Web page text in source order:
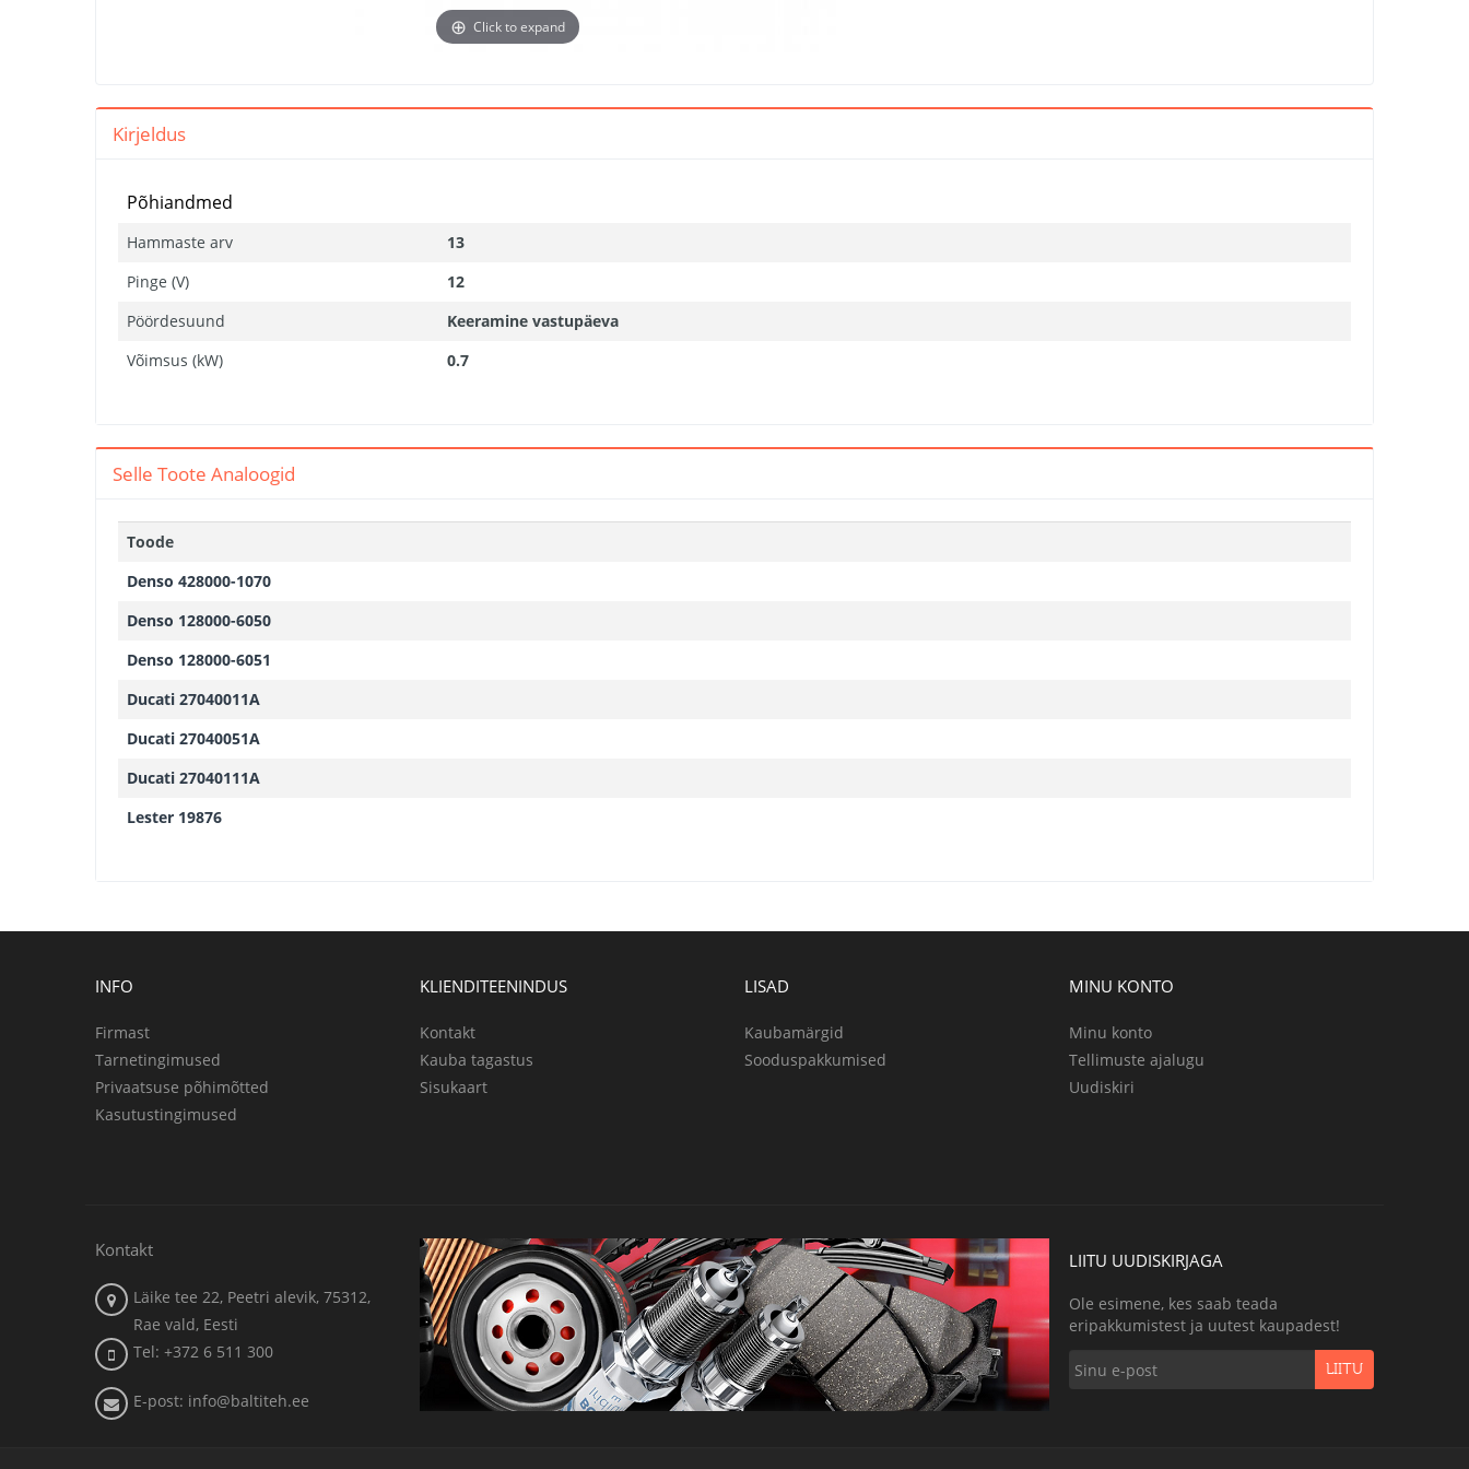
Click to expand
Kirjeldus
Põhiandmed
Hammaste arv
13
Pinge (V)
12
Pöördesuund
Keeramine vastupäeva
Võimsus (kW)
0.7
Selle Toote Analoogid
Toode
Denso 428000-1070
Denso 128000-6050
Denso 128000-6051
Ducati 27040011A
Ducati 27040051A
Ducati 27040111A
Lester 19876
INFO
Firmast
Tarnetingimused
Privaatsuse põhimõtted
Kasutustingimused
KLIENDITEENINDUS
Kontakt
Kauba tagastus
Sisukaart
LISAD
Kaubamärgid
Sooduspakkumised
MINU KONTO
Minu konto
Tellimuste ajalugu
Uudiskiri
Kontakt
Läike tee 22, Peetri alevik, 75312,
Rae vald, Eesti
Tel: +372 6 511 300
E-post: info@baltiteh.ee
LIITU UUDISKIRJAGA
Ole esimene, kes saab teada
eripakkumistest ja uutest kaupadest!
LIITU